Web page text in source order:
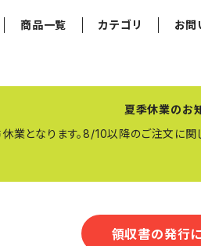
商品一覧 カテゴリ お問
夏季休業のお
となります。8/10以降のご注文に関
領収書の発行